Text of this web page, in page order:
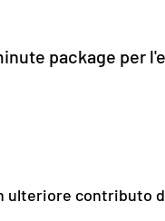
package per
ulteriore contributo